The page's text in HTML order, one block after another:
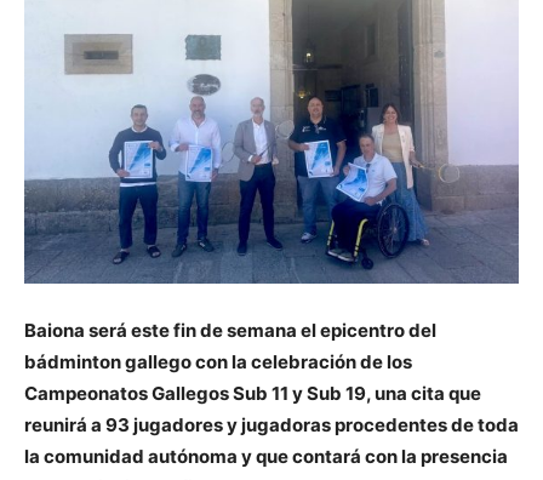
Baiona será este fin de semana el epicentro del
bádminton gallego con la celebración de los
Campeonatos Gallegos Sub 11 y Sub 19, una cita que
reunirá a 93 jugadores y jugadoras procedentes de toda
la comunidad autónoma y que contará con la presencia